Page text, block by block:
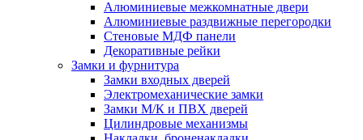
Алюминиевые межкомнатные двери
Алюминиевые раздвижные перегородки
Стеновые МДФ панели
Декоративные рейки
Замки и фурнитура
Замки входных дверей
Электромеханические замки
Замки М/К и ПВХ дверей
Цилиндровые механизмы